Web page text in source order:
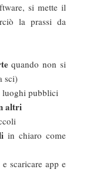
si mette il
la prassi da
quando non si
sci)
pubblici
altri
in chiaro come
e scaricare app e